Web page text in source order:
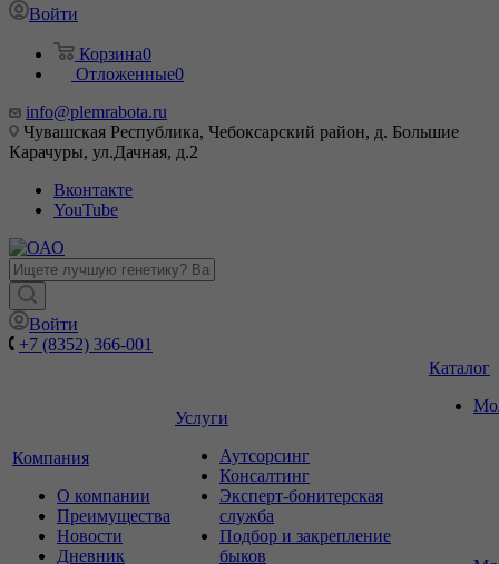
Войти
Корзина0
Отложенные0
info@plemrabota.ru
Чувашская Республика, Чебоксарский район, д. Большие
Карачуры, ул.Дачная, д.2
Вконтакте
YouTube
Войти
+7 (8352) 366-001
Компания
О компании
Преимущества
Новости
Дневник
Услуги
Аутсорсинг
Консалтинг
Эксперт-бонитерская
служба
Подбор и закрепление
быков
Каталог